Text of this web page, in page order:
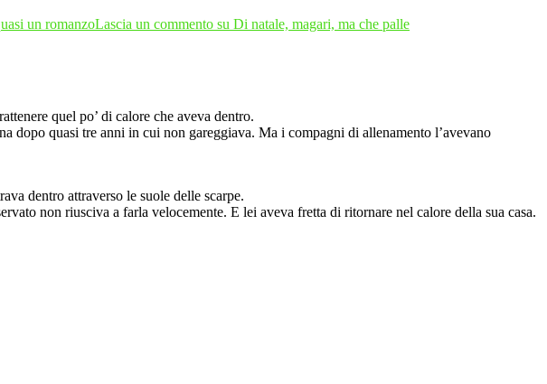
un romanzoLascia un commento su Di natale, magari, ma che palle
quel po’ di calore che aveva dentro.
dopo quasi tre anni in cui non gareggiava. Ma i compagni di allenamento l’avevano
dentro attraverso le suole delle scarpe.
non riusciva a farla velocemente. E lei aveva fretta di ritornare nel calore della sua casa.